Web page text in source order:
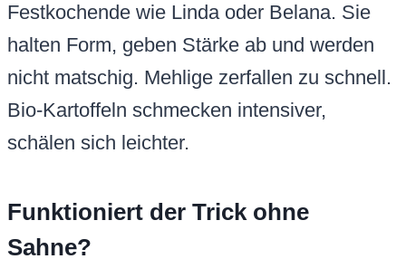
Festkochende wie Linda oder Belana. Sie
halten Form, geben Stärke ab und werden
nicht matschig. Mehlige zerfallen zu schnell.
Bio-Kartoffeln schmecken intensiver,
schälen sich leichter.
Funktioniert der Trick ohne
Sahne?